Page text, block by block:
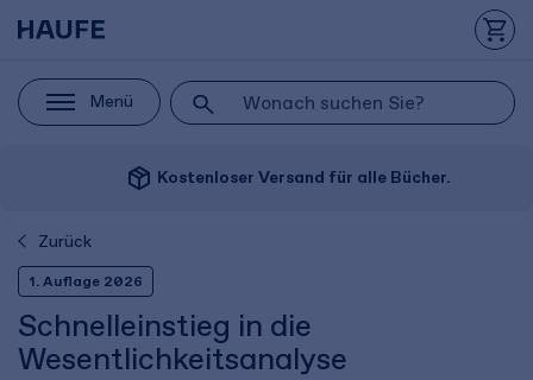
Menü
package_2 Kostenloser Versand für alle Bücher.
Zurück
1. Auflage 2026
Schnelleinstieg in die
Wesentlichkeitsanalyse